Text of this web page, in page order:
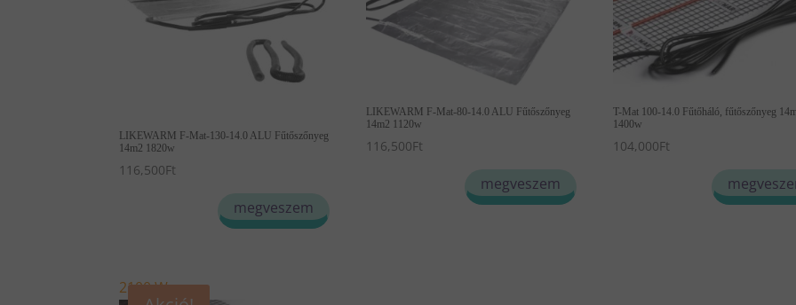
LIKEWARM F-Mat-130-14.0 ALU Fűtőszőnyeg
14m2 1820w
116,500Ft
megveszem
LIKEWARM F-Mat-80-14.0 ALU Fűtőszőnyeg
14m2 1120w
116,500Ft
megveszem
T-Mat 100-14.0 Fűtőháló, fűtőszőnyeg
1400w
104,000Ft
2100 W